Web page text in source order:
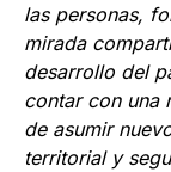
las personas,
mirada
desarrollo del
contar con una
de asumir
territorial y